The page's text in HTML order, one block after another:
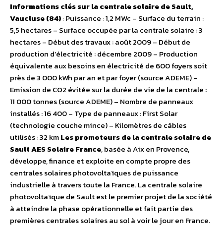
Informations clés sur la centrale solaire de Sault,
Vaucluse (84): Puissance : 1,2 MWc – Surface du terrain :
5,5 hectares – Surface occupée par la centrale solaire : 3
hectares – Début des travaux : août 2009 – Début de
production d’électricité : décembre 2009 – Production
équivalente aux besoins en électricité de 600 foyers soit
près de 3 000 kWh par an et par foyer (source ADEME) –
Emission de CO2 évitée sur la durée de vie de la centrale :
11 000 tonnes (source ADEME) – Nombre de panneaux
installés : 16 400 – Type de panneaux : First Solar
(technologie couche mince) – Kilomètres de câbles
utilisés : 32 kmLes promoteurs de la centrale solaire de
SaultAES Solaire France, basée à Aix en Provence,
développe, finance et exploite en compte propre des
centrales solaires photovoltaïques de puissance
industrielle à travers toute la France. La centrale solaire
photovoltaïque de Sault est le premier projet de la société
à atteindre la phase opérationnelle et fait partie des
premières centrales solaires au sol à voir le jour en France.